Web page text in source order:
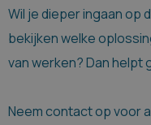
Wil je dieper ingaan op
bekijken welke
van werken? Dan helpt
Neem contact op voor